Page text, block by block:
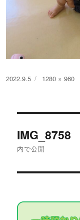
投
2022.9.5
フ
1280 × 960
稿
ゲ
IMG_8758
内で公開